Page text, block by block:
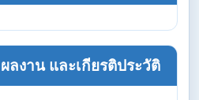
ลงาน และเกียรติประวัติ